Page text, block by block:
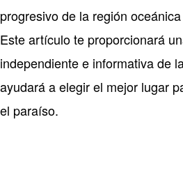
progresivo de la región
Este artículo te proporcionará
independiente e informativa de
ayudará a elegir el mejor lugar
el paraíso.